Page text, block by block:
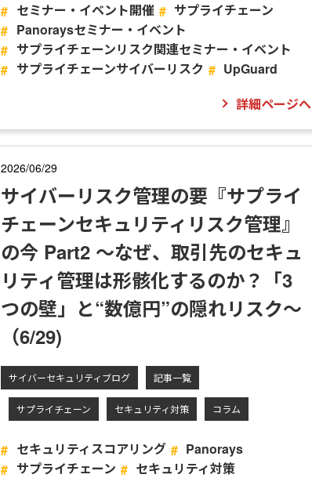
セミナー・イベント開催
サプライチェーン
Panoraysセミナー・イベント
サプライチェーンリスク関連セミナー・イベント
サプライチェーンサイバーリスク
UpGuard
詳細ページへ
2026/06/29
サイバーリスク管理の要『サプライ
チェーンセキュリティリスク管理』
の今 Part2 ～なぜ、取引先のセキュ
リティ管理は形骸化するのか？「3
つの壁」と“数億円”の隠れリスク～
（6/29)
サイバーセキュリティブログ 記事一覧
サプライチェーン セキュリティ対策 コラム
セキュリティスコアリング
Panorays
サプライチェーン
セキュリティ対策